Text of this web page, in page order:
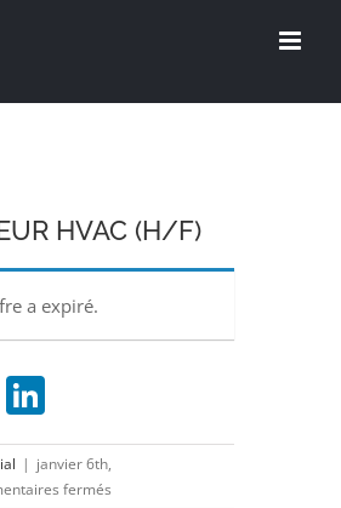
HVAC (H/F)
a expiré.
Twitter
| janvier 6th,
fermés